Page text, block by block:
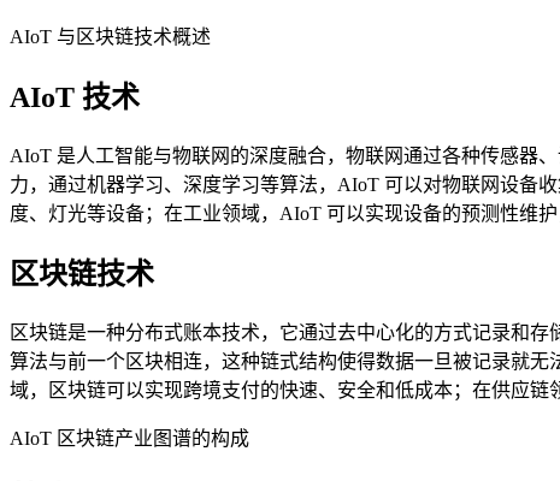
AIoT 与区块链技术概述
AIoT 技术
AIoT 是人工智能与物联网的深度融合，物联网通过各种传感器
力，通过机器学习、深度学习等算法，AIoT 可以对物联网设备
度、灯光等设备；在工业领域，AIoT 可以实现设备的预测性维护
区块链技术
区块链是一种分布式账本技术，它通过去中心化的方式记录和
算法与前一个区块相连，这种链式结构使得数据一旦被记录就
域，区块链可以实现跨境支付的快速、安全和低成本；在供应链
AIoT 区块链产业图谱的构成